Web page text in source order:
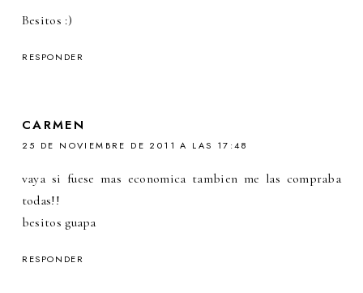
Besitos :)
RESPONDER
CARMEN
25 DE NOVIEMBRE DE 2011 A LAS 17:48
vaya si fuese mas economica tambien me las compraba
todas!!
besitos guapa
RESPONDER